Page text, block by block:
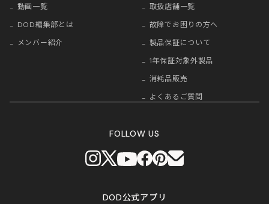
動画一覧
DOD編集部とは
メンバー紹介
取扱店舗一覧
故障でお困りの方へ
製品保証について
1年保証対象外製品
消耗品販売
よくあるご質問
FOLLOW US
DOD公式アプリ